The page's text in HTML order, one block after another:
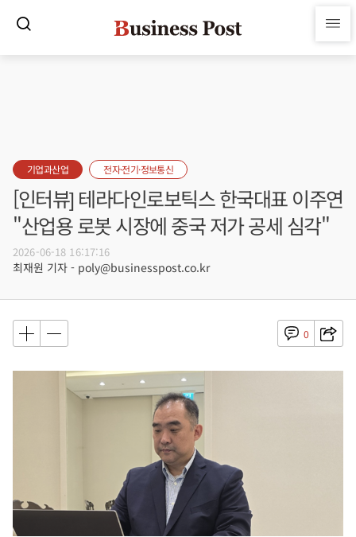
기업과산업 전자·전기·정보통신
[인터뷰] 테라다인로보틱스 한국대표 이주연
"산업용 로봇 시장에 중국 저가 공세 심각"
2026-06-18 16:17:16
최재원 기자 - poly@businesspost.co.kr
0